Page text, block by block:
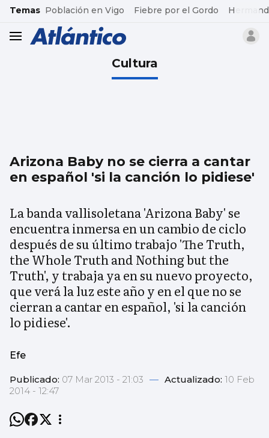
common.go-to-content
Temas Población en Vigo Fiebre por el Gordo
header.menu.open
Cultura
Arizona Baby no se cierra a cantar
en español 'si la canción lo pidiese'
La banda vallisoletana 'Arizona Baby' se
encuentra inmersa en un cambio de ciclo
después de su último trabajo 'The Truth,
the Whole Truth and Nothing but the
Truth', y trabaja ya en su nuevo proyecto,
que verá la luz este año y en el que no se
cierran a cantar en español, 'si la canción
lo pidiese'.
Efe
Publicado: 07 Mar 2013 - 21:03 — Actualizado: 10 Feb
2014 - 12:47